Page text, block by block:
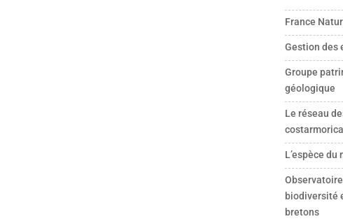
France
Gestion des
Groupe
géologique
Le réseau
L’espèce du
biodiversité
bretons